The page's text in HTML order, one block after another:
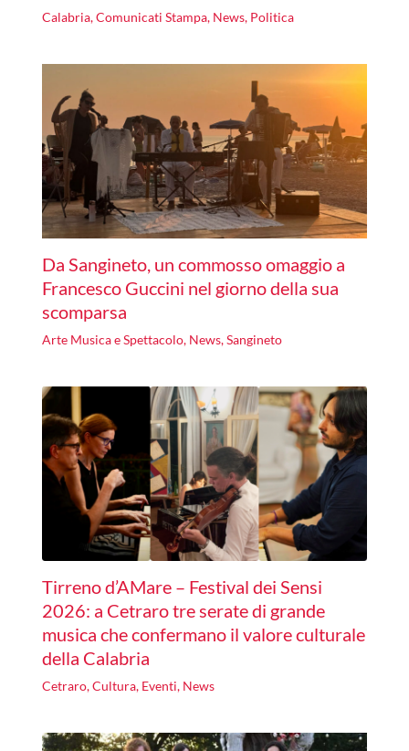
Calabria,Comunicati Stampa, News, Politica
Da Sangineto, un commosso omaggio a
Francesco Guccini nel giorno della sua
scomparsa
Arte Musica e Spettacolo, News,Sangineto
Tirreno d’AMare – Festival dei Sensi
2026: a Cetraro tre serate di grande
musica che confermano il valore culturale
della Calabria
Cetraro,Cultura, Eventi, News